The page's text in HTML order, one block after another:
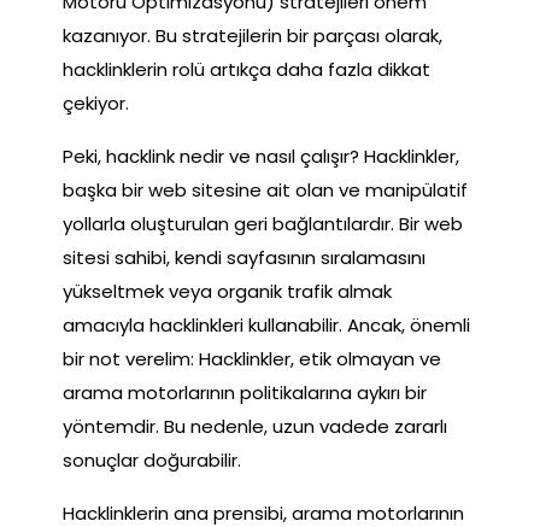
kazanıyor. Bu stratejilerin bir parçası olarak,
hacklinklerin rolü artıkça daha fazla dikkat
çekiyor.
Peki, hacklink nedir ve nasıl çalışır? Hacklinkler,
başka bir web sitesine ait olan ve manipülatif
yollarla oluşturulan geri bağlantılardır. Bir web
sitesi sahibi, kendi sayfasının sıralamasını
yükseltmek veya organik trafik almak
amacıyla hacklinkleri kullanabilir. Ancak, önemli
bir not verelim: Hacklinkler, etik olmayan ve
arama motorlarının politikalarına aykırı bir
yöntemdir. Bu nedenle, uzun vadede zararlı
sonuçlar doğurabilir.
Hacklinklerin ana prensibi, arama motorlarının